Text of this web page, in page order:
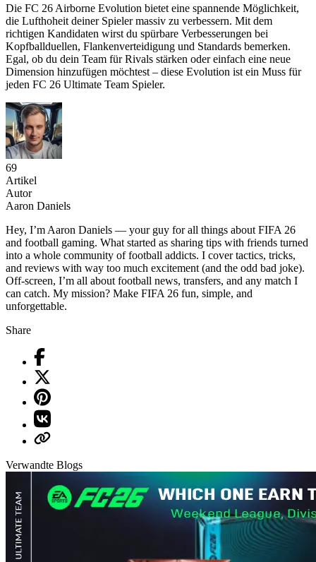
Die FC 26 Airborne Evolution bietet eine spannende Möglichkeit,
die Lufthoheit deiner Spieler massiv zu verbessern. Mit dem
richtigen Kandidaten wirst du spürbare Verbesserungen bei
Kopfballduellen, Flankenverteidigung und Standards bemerken.
Egal, ob du dein Team für Rivals stärken oder einfach eine neue
Dimension hinzufügen möchtest – diese Evolution ist ein Muss für
jeden FC 26 Ultimate Team Spieler.
69
Artikel
Autor
Aaron Daniels
Hey, I’m Aaron Daniels — your guy for all things about FIFA 26
and football gaming. What started as sharing tips with friends turned
into a whole community of football addicts. I cover tactics, tricks,
and reviews with way too much excitement (and the odd bad joke).
Off-screen, I’m all about football news, transfers, and any match I
can catch. My mission? Make FIFA 26 fun, simple, and
unforgettable.
Share
Verwandte Blogs